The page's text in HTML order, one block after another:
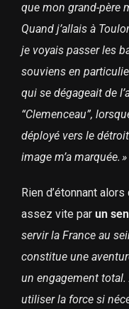
que mon grand-père
Quand j’allais à
je voyais passer les
souviens en
qui se dégageait de
“Clemenceau”,
déployé vers le
image m’a marquée. »
Rien d’étonnant
assez vite par un
servir la France au
constitue une
un engagement
utiliser la force si